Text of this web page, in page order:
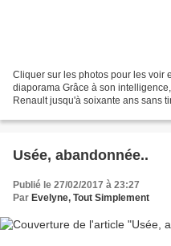
Cliquer sur les photos pour les voir
diaporama Grâce à son
Renault jusqu'à soixante ans sans
Usée, abandonnée..
Publié le 27/02/2017 à 23:27
Par Evelyne, Tout Simplement